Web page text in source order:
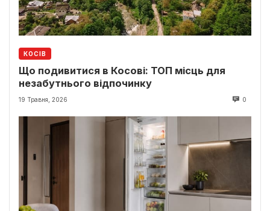
КОСІВ
Що подивитися в Косові: ТОП місць для
незабутнього відпочинку
19 Травня, 2026 0